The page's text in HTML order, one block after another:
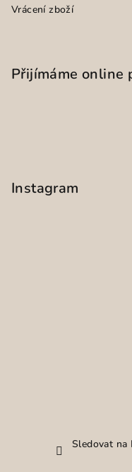
Vrácení zboží
Přijímáme online
Instagram
Sledovat na